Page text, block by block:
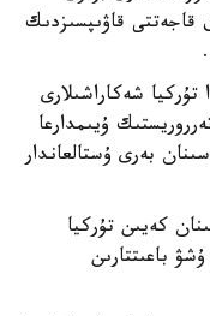
قاجەتتى قاۋىپسىزدىك
شەكاراشىلارى
ۇيىمدارعا
باسىنان بەرى ۇستالعاندار
كەيىن تۇركيا
باعىتتارىن